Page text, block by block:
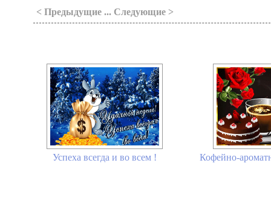
< Предыдущие ... Следующие >
Успеха всегда и во всем ! Кофейно-